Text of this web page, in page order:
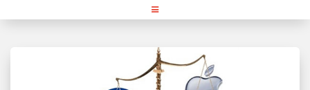
«Используй Mac» — блог для
любителей и поклонников
продукции Apple